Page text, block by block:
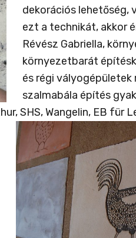
dekorációs lehetőség,
ezt a technikát, akkor
Révész Gabriella,
környezetbarát
és régi
szalmabála építés
SHS, Wangelin, EB für